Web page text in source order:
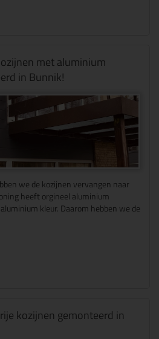
met aluminium
in Bunnik!
we de kozijnen vervangen naar
heeft orgineel aluminium
kleur. Daarom hebben we de
kozijnen gemonteerd in